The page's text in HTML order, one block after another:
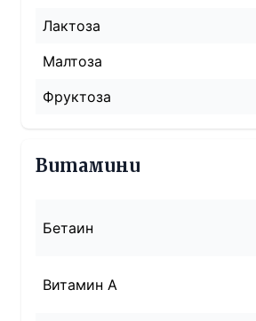
Лактоза
Малтоза
Фруктоза
Витамини
Бетаин
Витамин A